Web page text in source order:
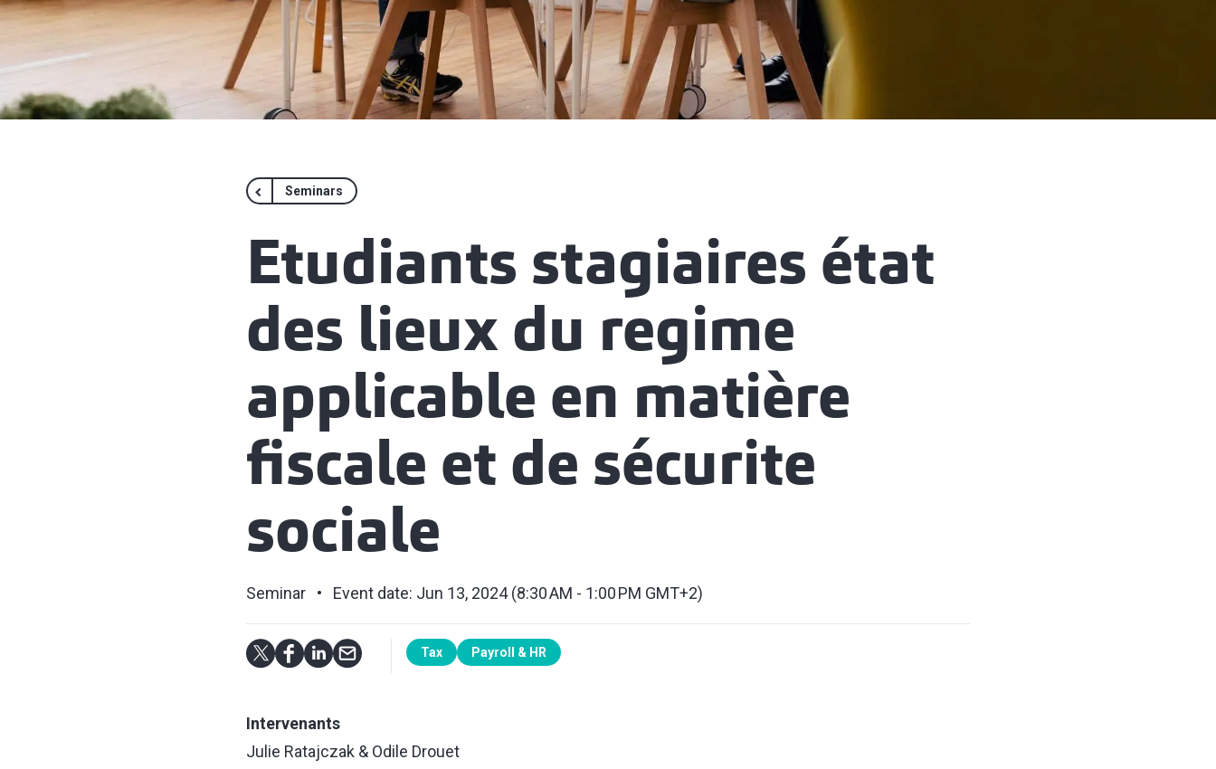
Seminars
Etudiants stagiaires état
des lieux du regime
applicable en matière
fiscale et de sécurite
sociale
Seminar Event date: Jun 13, 2024 (8:30 AM - 1:00 PM GMT+2)
Tax Payroll & HR
Intervenants
Julie Ratajczak & Odile Drouet